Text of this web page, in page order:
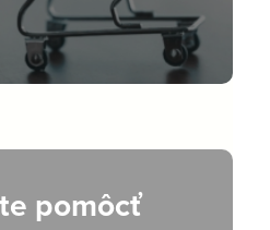
pomôcť